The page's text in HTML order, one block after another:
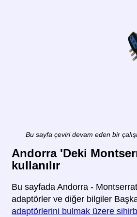
Bu sayfa çeviri devam eden bir
Andorra 'Deki
kullanılır
Bu sayfada Andorra -
adaptörler ve diğer bilgiler
adaptörlerini bulmak üzere